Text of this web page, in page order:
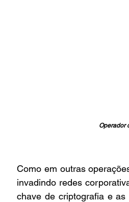
Operador
Como em outras
invadindo redes
chave de criptografia e